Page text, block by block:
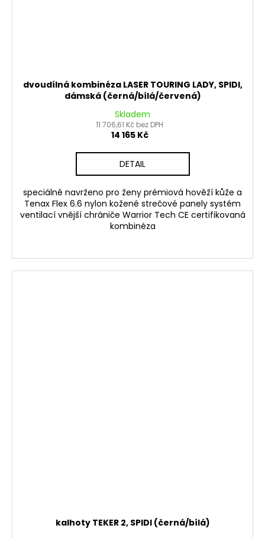
dvoudílná kombinéza LASER TOURING LADY, SPIDI,
dámská (černá/bílá/červená)
Skladem
11 706,61 Kč bez DPH
14 165 Kč
DETAIL
speciálně navrženo pro ženy prémiová hověží kůže a
Tenax Flex 6.6 nylon kožené strečové panely systém
ventilací vnější chrániče Warrior Tech CE certifikovaná
kombinéza
kalhoty TEKER 2, SPIDI (černá/bílá)